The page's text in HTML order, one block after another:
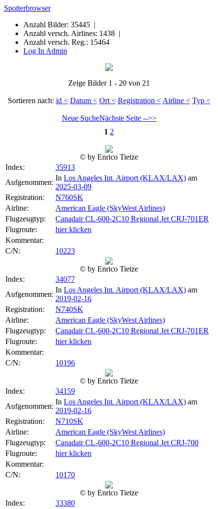
Spotterbrowser
Anzahl Bilder: 35445 |
Anzahl versch. Airlines: 1438 |
Anzahl versch. Reg.: 15464
Log In Admin
Zeige Bilder 1 - 20 von 21
Sortieren nach: id < Datum < Ort < Registration < Airline < Typ <
Neue SucheNächste Seite -->>
1 2
© by Enrico Tietze
Index:
35913
Aufgenommen:
In Los Angeles Int. Airport (KLAX/LAX) am
2025-03-09
Registration:
N760SK
Airline:
American Eagle (SkyWest Airlines)
Flugzeugtyp:
Canadair CL-600-2C10 Regional Jet CRJ-701ER
Flugroute:
hier klicken
Kommentar:
C/N:
10223
© by Enrico Tietze
Index:
34077
Aufgenommen:
In Los Angeles Int. Airport (KLAX/LAX) am
2019-02-16
Registration:
N740SK
Airline:
American Eagle (SkyWest Airlines)
Flugzeugtyp:
Canadair CL-600-2C10 Regional Jet CRJ-701ER
Flugroute:
hier klicken
Kommentar:
C/N:
10196
© by Enrico Tietze
Index:
34159
Aufgenommen:
In Los Angeles Int. Airport (KLAX/LAX) am
2019-02-16
Registration:
N710SK
Airline:
American Eagle (SkyWest Airlines)
Flugzeugtyp:
Canadair CL-600-2C10 Regional Jet CRJ-700
Flugroute:
hier klicken
Kommentar:
C/N:
10170
© by Enrico Tietze
Index:
33380